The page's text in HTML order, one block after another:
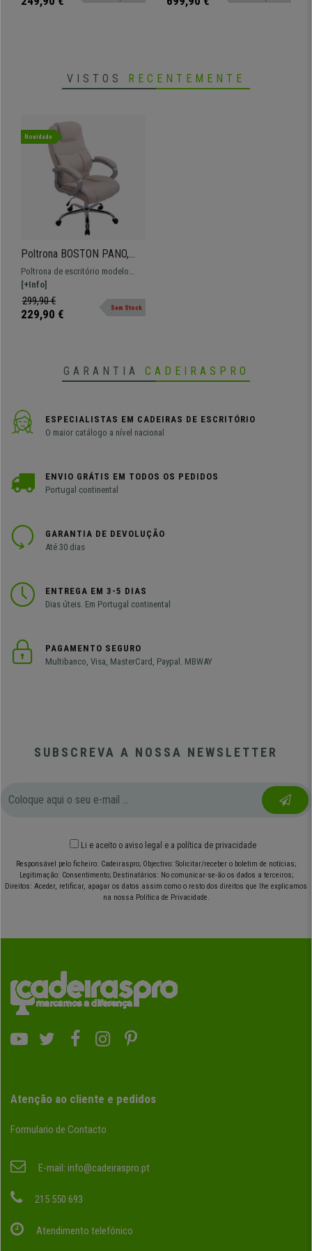
VISTOS RECENTEMENTE
Novidade
Poltrona BOSTON PANO,
Acolchoado Grosso, Em Aço
até 150kg, Cor Creme
Poltrona de escritório modelo
BOSTON PANO Resistente até 150
kg! Fabricado em aço e forrado
em pano.
[+Info]
299,90 €
229,90 € Sem Stock
GARANTIA CADEIRASPRO
ESPECIALISTAS EM CADEIRAS DE ESCRITÓRIO
O maior catálogo a nível nacional
ENVIO GRÁTIS EM TODOS OS PEDIDOS
Portugal continental
GARANTIA DE DEVOLUÇÃO
Até 30 dias
ENTREGA EM 3-5 DIAS
Dias úteis. Em Portugal continental
PAGAMENTO SEGURO
Multibanco, Visa, MasterCard, Paypal. MBWAY
SUBSCREVA A NOSSA NEWSLETTER
Li e aceito o aviso legal e a política de privacidade
Responsável pelo ficheiro: Cadeiraspro; Objectivo: Solicitar/receber o boletim de notícias;
Legitimação: Consentimento; Destinatários: No comunicar-se-ão os dados a terceiros;
Direitos: Aceder, retificar, apagar os datos assim como o resto dos direitos que lhe explicamos
na nossa Política de Privacidade.
Atenção ao cliente e pedidos
Formulario de Contacto
E-mail: info@cadeiraspro.pt
215 550 693
Atendimento telefónico